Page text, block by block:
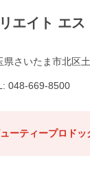
エイト エ
県さいたま市北区
048-669-8500
ーティープロド